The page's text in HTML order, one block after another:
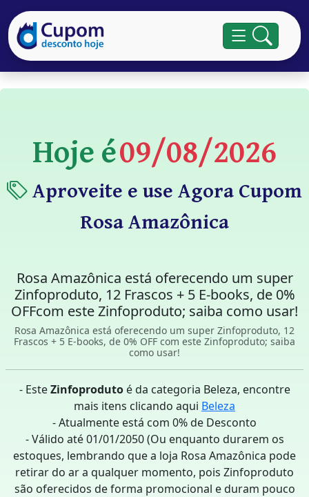
Hoje é09/08/2026
Aproveite e use Agora Cupom
Rosa Amazônica
Rosa Amazônica está oferecendo um super
Zinfoproduto, 12 Frascos + 5 E-books, de 0%
OFFcom este Zinfoproduto; saiba como usar!
Rosa Amazônica está oferecendo um super Zinfoproduto, 12
Frascos + 5 E-books, de 0% OFF com este Zinfoproduto; saiba
como usar!
- EsteZinfoprodutoé da categoria Beleza, encontre
mais itens clicando aqui Beleza
- Atualmente está com 0% de Desconto
- Válido até 01/01/2050 (Ou enquanto durarem os
estoques, lembrando que a loja Rosa Amazônica pode
retirar do ar a qualquer momento, pois Zinfoproduto
são oferecidos de forma promocional e duram pouco